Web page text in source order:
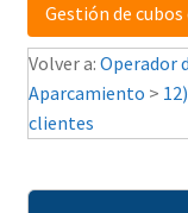
Gestión de
Volver a: Operador
Aparcamiento >
clientes